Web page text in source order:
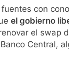
con
el gobierno
el swap
Central,